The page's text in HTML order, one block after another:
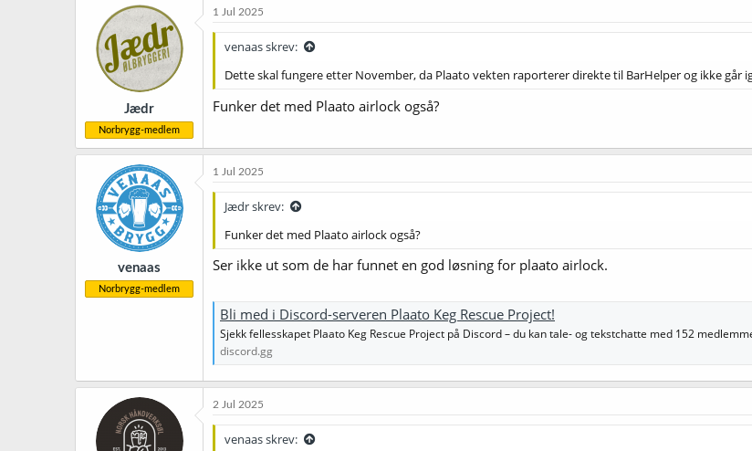
k
j
o
e
:
Jædr
Norbrygg-medlem
1 Jul 2025
venaas skrev:
Dette skal fungere etter November, da Plaato vekten raporterer direkte til BarHelper og ikke går
Funker det med Plaato airlock også?
venaas
Norbrygg-medlem
1 Jul 2025
Jædr skrev:
Funker det med Plaato airlock også?
Ser ikke ut som de har funnet en god løsning for plaato airlock.
Bli med i Discord-serveren Plaato Keg Rescue Project!
Sjekk fellesskapet Plaato Keg Rescue Project på Discord – du kan tale- og tekstchatte med 152
discord.gg
2 Jul 2025
venaas skrev: